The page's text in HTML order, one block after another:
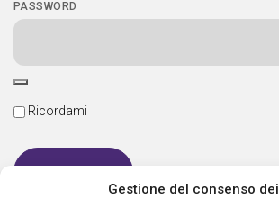
Gestione del consenso dei
PASSWORD
Ricordami